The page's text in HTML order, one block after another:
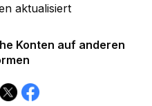
aktualisiert
Konten auf anderen